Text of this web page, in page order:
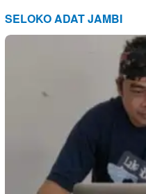
SELOKO ADAT JAMBI